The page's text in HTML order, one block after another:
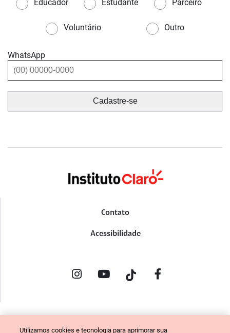
Educador
Estudante Parceiro
Voluntário Outro
WhatsApp
Contato
Acessibilidade
Utilizamos cookies e tecnologia para aprimorar sua